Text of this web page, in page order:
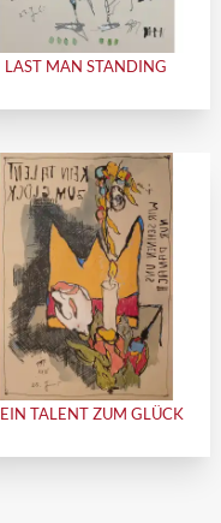
LAST MAN STANDING
TALENT ZUM GLÜCK